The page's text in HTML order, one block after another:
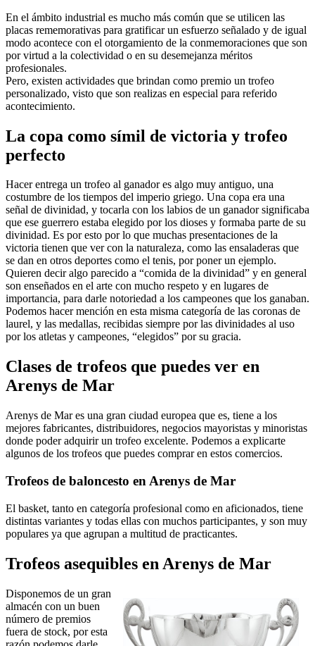
En el ámbito industrial es mucho más común que se utilicen las
placas rememorativas para gratificar un esfuerzo señalado y de igual
modo acontece con el otorgamiento de la conmemoraciones que son
por virtud a la colectividad o en su desemejanza méritos
profesionales.
Pero, existen actividades que brindan como premio un trofeo
personalizado, visto que son realizas en especial para referido
acontecimiento.
La copa como símil de victoria y trofeo
perfecto
Hacer entrega un trofeo al ganador es algo muy antiguo, una
costumbre de los tiempos del imperio griego. Una copa era una
señal de divinidad, y tocarla con los labios de un ganador significaba
que ese guerrero estaba elegido por los dioses y formaba parte de su
divinidad. Es por esto por lo que muchas presentaciones de la
victoria tienen que ver con la naturaleza, como las ensaladeras que
se dan en otros deportes como el tenis, por poner un ejemplo.
Quieren decir algo parecido a “comida de la divinidad” y en general
son enseñados en el arte con mucho respeto y en lugares de
importancia, para darle notoriedad a los campeones que los ganaban.
Podemos hacer mención en esta misma categoría de las coronas de
laurel, y las medallas, recibidas siempre por las divinidades al uso
por los atletas y campeones, “elegidos” por su gracia.
Clases de trofeos que puedes ver en
Arenys de Mar
Arenys de Mar es una gran ciudad europea que es, tiene a los
mejores fabricantes, distribuidores, negocios mayoristas y minoristas
donde poder adquirir un trofeo excelente. Podemos a explicarte
algunos de los trofeos que puedes comprar en estos comercios.
Trofeos de baloncesto en Arenys de Mar
El basket, tanto en categoría profesional como en aficionados, tiene
distintas variantes y todas ellas con muchos participantes, y son muy
populares ya que agrupan a multitud de practicantes.
Trofeos asequibles en Arenys de Mar
Disponemos de un gran
almacén con un buen
número de premios
fuera de stock, por esta